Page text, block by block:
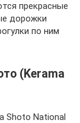
прекрасные
дорожки
по ним
(Kerama
Shoto National